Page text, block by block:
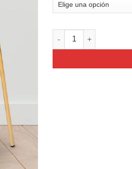
Sillón Comedor Marta